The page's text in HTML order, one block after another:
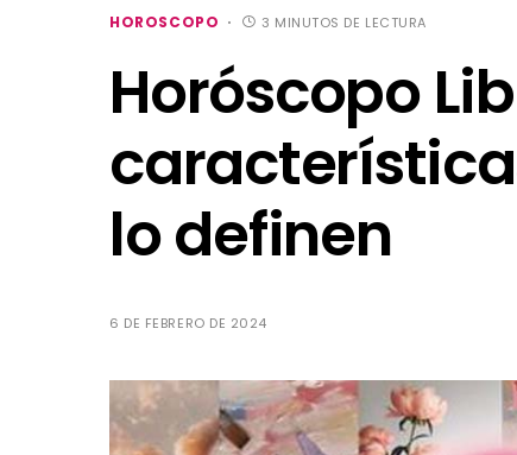
HOROSCOPO 3 MINUTOS DE LECTURA
Horóscopo
lo definen
6 DE FEBRERO DE 2024